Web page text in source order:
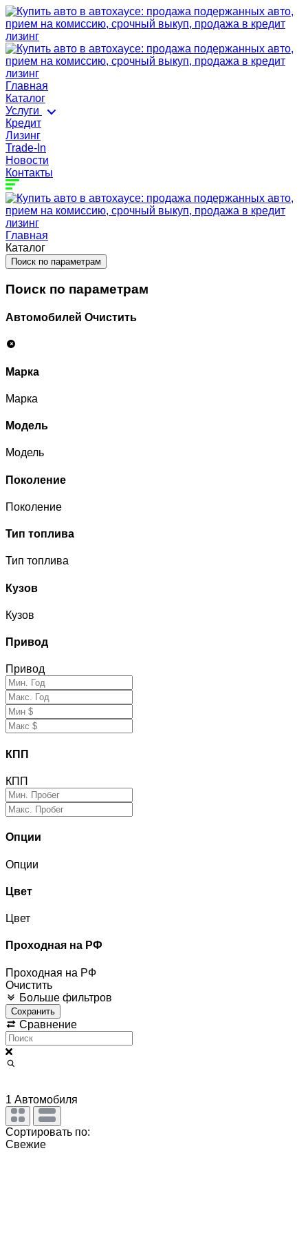
Главная
Каталог
Услуги
Кредит
Лизинг
Trade-In
Новости
Контакты
Главная
Каталог
Поиск по параметрам
Поиск по параметрам
Автомобилей Очистить
Марка
Марка
Модель
Модель
Поколение
Поколение
Тип топлива
Тип топлива
Кузов
Кузов
Привод
Привод
КПП
КПП
Опции
Опции
Цвет
Цвет
Проходная на РФ
Проходная на РФ
Очистить
Больше фильтров
Сохранить
Сравнение
1 Автомобиля
Сортировать по:
Свежие